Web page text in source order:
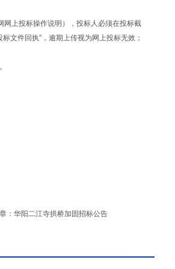
网上投标操作说明），投标人必须在投标截
文件回执”，逾期上传视为网上投标无效；
： 华阳二江寺拱桥加固招标公告